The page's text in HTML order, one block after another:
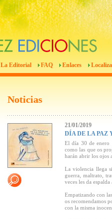
La Editorial FAQ Enlaces
Noticias
21/01/2019
DÍA DE LA PAZ
El día 30 de enero
como las que os
harán abrir los ojos
La violencia llega
guerra, maltrato,
veces les da
Empatizando con
os recomendamos
con la misma